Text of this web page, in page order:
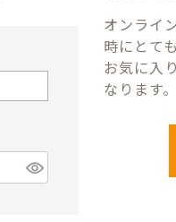
オンライ
時にとて
お気に入
なります